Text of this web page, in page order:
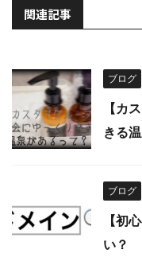
関連記事
ブログ
【カ
きる
ブログ
【初
い？